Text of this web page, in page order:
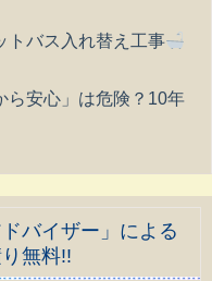
バス入れ替え工事
ら安心」は危険？10年
バイザー」による
無料!!